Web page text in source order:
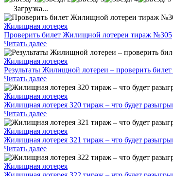
Загрузка...
Жилищная лотерея
Проверить билет Жилищной лотереи тираж №305
Читать далее
Жилищная лотерея
Результаты Жилищной лотереи – проверить
Читать далее
Жилищная лотерея
Жилищная лотерея 320 тираж – что будет
Читать далее
Жилищная лотерея
Жилищная лотерея 321 тираж – что будет
Читать далее
Жилищная лотерея